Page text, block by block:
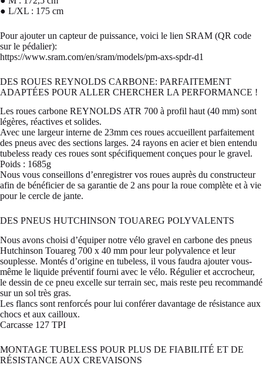
● L/XL : 175 cm
Pour ajouter un capteur de puissance, voici le lien SRAM (QR code
sur le pédalier):
https://www.sram.com/en/sram/models/pm-axs-spdr-d1
DES ROUES REYNOLDS CARBONE: PARFAITEMENT
ADAPTÉES POUR ALLER CHERCHER LA PERFORMANCE !
Les roues carbone REYNOLDS ATR 700 à profil haut (40 mm) sont
légères, réactives et solides.
Avec une largeur interne de 23mm ces roues accueillent parfaitement
des pneus avec des sections larges. 24 rayons en acier et bien entendu
tubeless ready ces roues sont spécifiquement conçues pour le gravel.
Poids : 1685g
Nous vous conseillons d’enregistrer vos roues auprès du constructeur
afin de bénéficier de sa garantie de 2 ans pour la roue complète et à vie
pour le cercle de jante.
DES PNEUS HUTCHINSON TOUAREG POLYVALENTS
Nous avons choisi d’équiper notre vélo gravel en carbone des pneus
Hutchinson Touareg 700 x 40 mm pour leur polyvalence et leur
souplesse. Montés d’origine en tubeless, il vous faudra ajouter vous-
même le liquide préventif fourni avec le vélo. Régulier et accrocheur,
le dessin de ce pneu excelle sur terrain sec, mais reste peu recommandé
sur un sol très gras.
Les flancs sont renforcés pour lui conférer davantage de résistance aux
chocs et aux cailloux.
Carcasse 127 TPI
MONTAGE TUBELESS POUR PLUS DE FIABILITÉ ET DE
RÉSISTANCE AUX CREVAISONS